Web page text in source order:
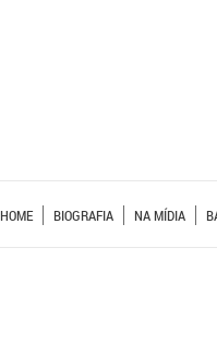
HOME BIOGRAFIA NA MÍDIA